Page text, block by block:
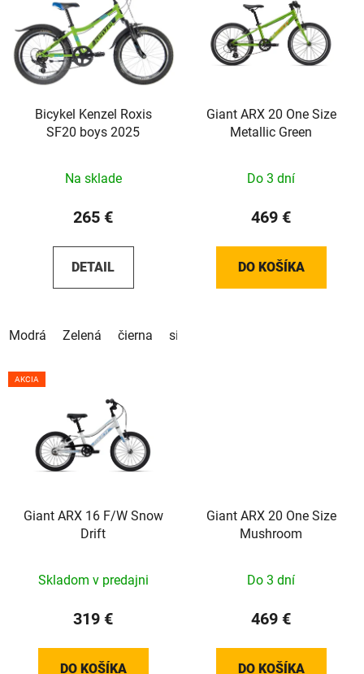
Bicykel Kenzel Roxis
SF20 boys 2025
Na sklade
265 €
DETAIL
Modrá Zelená čierna sivá
Giant ARX 20 One Size
Metallic Green
Do 3 dní
469 €
DO KOŠÍKA
AKCIA
Giant ARX 16 F/W Snow
Drift
Skladom v predajni
319 €
DO KOŠÍKA
Giant ARX 20 One Size
Mushroom
Do 3 dní
469 €
DO KOŠÍKA